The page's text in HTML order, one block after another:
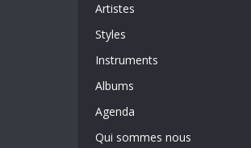
Artistes
Styles
Instruments
Albums
Agenda
Qui sommes nous